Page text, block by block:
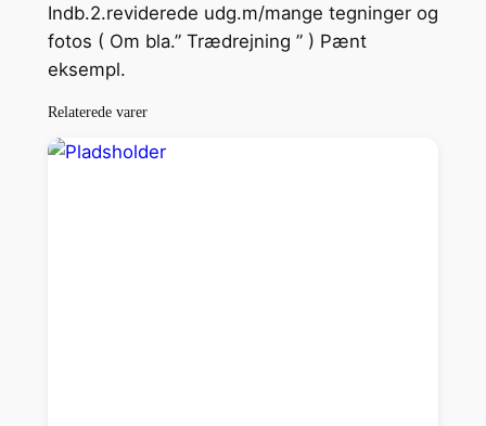
s
k
i
n
e
n
Indb.2.reviderede udg.m/mange tegninger og
fotos ( Om bla.” Trædrejning ” ) Pænt
eksempl.
Relaterede varer